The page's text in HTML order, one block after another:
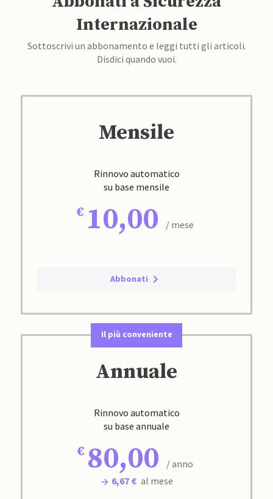
Internazionale
Sottoscrivi un abbonamento e leggi tutti gli articoli.
Disdici quando vuoi.
Mensile
Rinnovo automatico
su base mensile
10,00 / mese
Abbonati
Il più conveniente
Annuale
Rinnovo automatico
su base annuale
80,00
/ anno
6,67 € al mese